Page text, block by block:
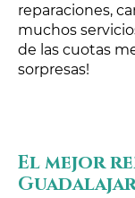
reparaciones,
muchos
de las cuotas
sorpresas!
El mejor